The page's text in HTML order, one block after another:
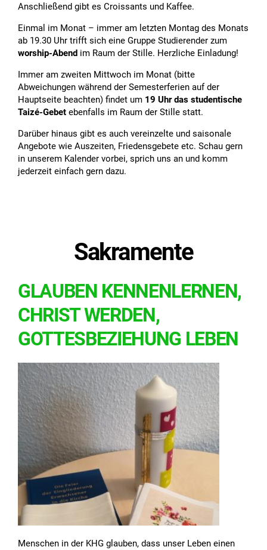
Anschließend gibt es Croissants und Kaffee.
Einmal im Monat – immer am letzten Montag des Monats
ab 19.30 Uhr trifft sich eine Gruppe Studierender zum
worship-Abend im Raum der Stille. Herzliche Einladung!
Immer am zweiten Mittwoch im Monat (bitte
Abweichungen während der Semesterferien auf der
Hauptseite beachten) findet um 19 Uhr das studentische
Taizé-Gebet ebenfalls im Raum der Stille statt.
Darüber hinaus gibt es auch vereinzelte und saisonale
Angebote wie Auszeiten, Friedensgebete etc. Schau gern
in unserem Kalender vorbei, sprich uns an und komm
jederzeit einfach gern dazu.
Sakramente
GLAUBEN KENNENLERNEN,
CHRIST WERDEN,
GOTTESBEZIEHUNG LEBEN
Menschen in der KHG glauben, dass unser Leben einen